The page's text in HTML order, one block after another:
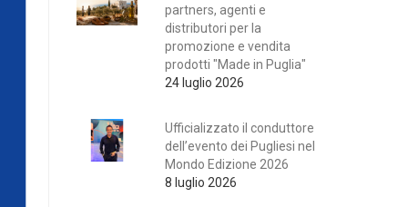
partners, agenti e
distributori per la
promozione e vendita
prodotti "Made in Puglia"
24 luglio 2026
Ufficializzato il conduttore
dell’evento dei Pugliesi nel
Mondo Edizione 2026
8 luglio 2026